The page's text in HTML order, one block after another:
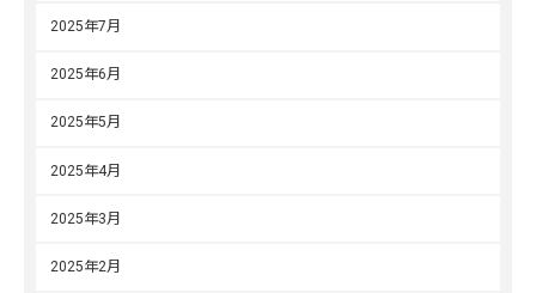
2025年7月
2025年6月
2025年5月
2025年4月
2025年3月
2025年2月